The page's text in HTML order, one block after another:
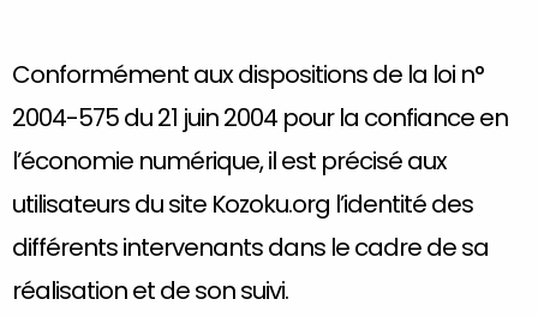
Conformément aux dispositions de la loi n°
2004-575 du 21 juin 2004 pour la confiance en
l’économie numérique, il est précisé aux
utilisateurs du site Kozoku.org l’identité des
différents intervenants dans le cadre de sa
réalisation et de son suivi.